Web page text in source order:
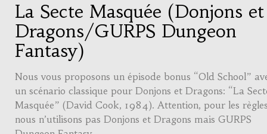
La Secte Masquée (Donjons et
Dragons/GURPS Dungeon
Fantasy)
Nous vous proposons un épisode bonus “Old School”
un scénario classique pour Donjons et Dragons: “La
Masquée” (David Cook, 1984). Attention, pour les
nous n’utilisons pas Donjons et Dragons mais GURPS